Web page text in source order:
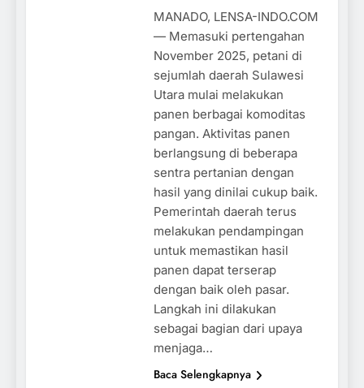
MANADO, LENSA-INDO.COM
— Memasuki pertengahan
November 2025, petani di
sejumlah daerah Sulawesi
Utara mulai melakukan
panen berbagai komoditas
pangan. Aktivitas panen
berlangsung di beberapa
sentra pertanian dengan
hasil yang dinilai cukup baik.
Pemerintah daerah terus
melakukan pendampingan
untuk memastikan hasil
panen dapat terserap
dengan baik oleh pasar.
Langkah ini dilakukan
sebagai bagian dari upaya
menjaga…
Baca Selengkapnya